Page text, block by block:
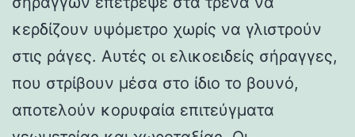
κερδίζουν υψόμετρο χωρίς να γλιστρούν
στις ράγες. Αυτές οι ελικοειδείς σήραγγες,
που στρίβουν μέσα στο ίδιο το βουνό,
αποτελούν κορυφαία επιτεύγματα